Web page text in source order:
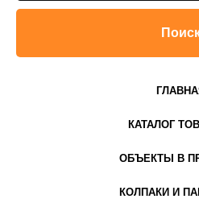
КАТАЛОГ
ОБЪЕКТЫ В
КОЛПАКИ И